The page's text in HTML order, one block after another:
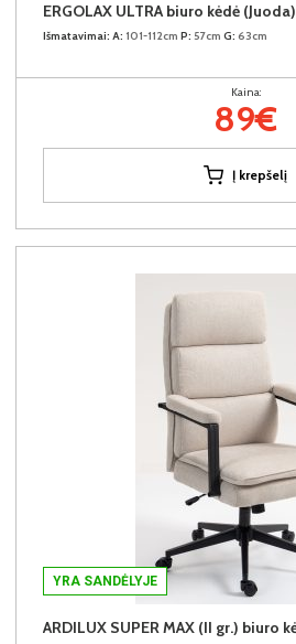
ERGOLAX ULTRA biuro kėdė (Juoda)
Išmatavimai: A: 101-112cm P: 57cm G: 63cm
Kaina:
89€
Į krepšelį
YRA SANDĖLYJE